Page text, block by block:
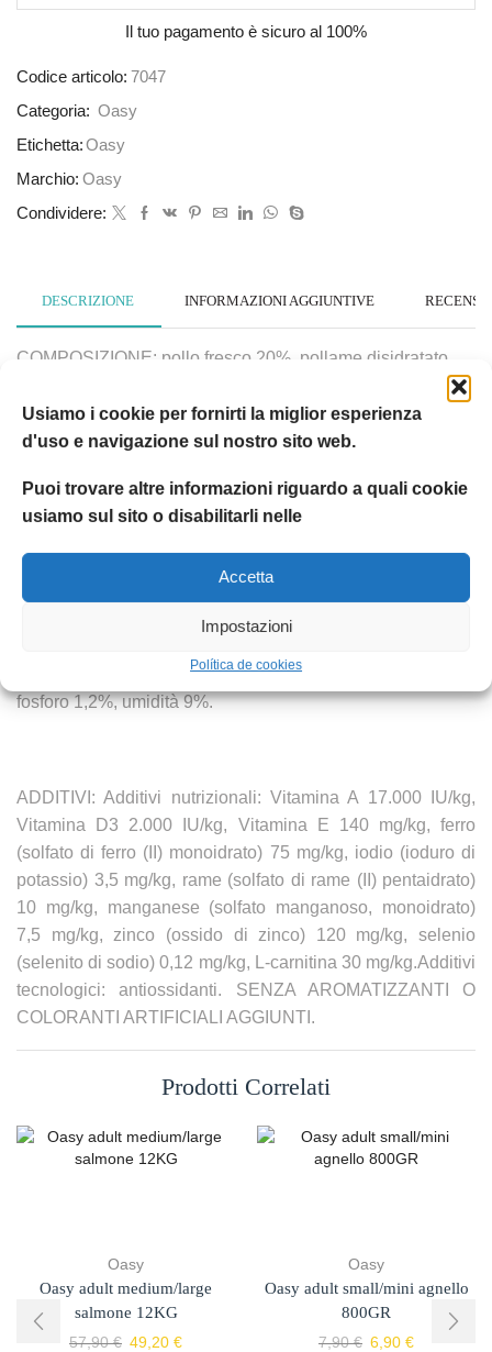
Usiamo i cookie per fornirti la miglior esperienza
d'uso e navigazione sul nostro sito web.
Puoi trovare altre informazioni riguardo a quali cookie
usiamo sul sito o disabilitarli nelle
Accetta
Impostazioni
Política de cookies
Il tuo pagamento è sicuro al 100%
Codice articolo: 7047
Categoria: Oasy
Etichetta:Oasy
Marchio: Oasy
Condividere:
DESCRIZIONE INFORMAZIONI AGGIUNTIVE
COMPOSIZIONE: pollo fresco 20%, pollame disidratato
mais, orzo, polpa di barbabietola 3%, fegato di pollame
idrolizzato 2,5%, lievito di birra, pesce disidratato 1%, uova
Yucca schidigera 170 mg/kg, mannanoligosaccaridi 75
mg/kg.
COMPONENTI ANALITICI: proteina grezza 29%, grassi
3 0,4%, fibre grezze 2,7%, ceneri grezze 8%, calcio 1,7%,
fosforo 1,2%, umidità 9%.
ADDITIVI: Additivi nutrizionali: Vitamina A 17.000 IU/kg,
Vitamina D3 2.000 IU/kg, Vitamina E 140 mg/kg, ferro
(solfato di ferro (II) monoidrato) 75 mg/kg, iodio (ioduro di
potassio) 3,5 mg/kg, rame (solfato di rame (II) pentaidrato)
10 mg/kg, manganese (solfato manganoso, monoidrato)
7,5 mg/kg, zinco (ossido di zinco) 120 mg/kg, selenio
(selenito di sodio) 0,12 mg/kg, L-carnitina 30 mg/kg.Additivi
tecnologici: antiossidanti. SENZA AROMATIZZANTI O
COLORANTI ARTIFICIALI AGGIUNTI.
Prodotti Correlati
Oasy
Oasy adult medium/large
salmone 12KG
57,90€ 49,20 €
Oasy
Oasy adult small/mini agnello
800GR
7,90€ 6,90 €